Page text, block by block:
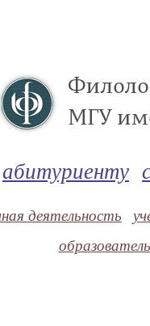
абитуриенту
деятельность